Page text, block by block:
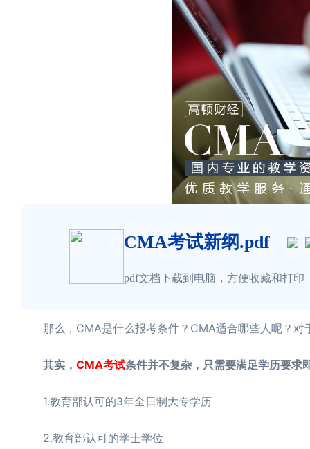
CMA考试新纲.pdf
pdf文档下载到电脑，方便收藏和打印
那么，CMA是什么报考条件？CMA适合哪些人呢？对
其实， CMA考试条件并不复杂，只需要满足学历要求
1.教育部认可的3年全日制大专学历
2.教育部认可的学士学位